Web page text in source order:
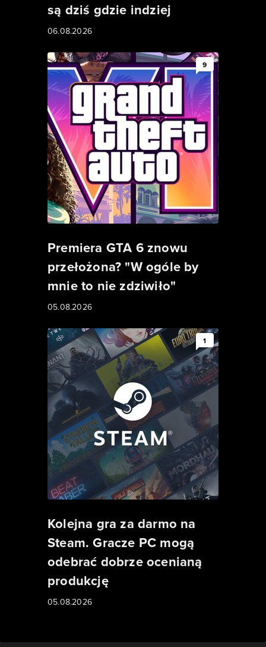
są dziś gdzie indziej
06.08.2026
9
Premiera GTA 6 znowu
przełożona? "W ogóle by
mnie to nie zdziwiło"
05.08.2026
1
Kolejna gra za darmo na
Steam. Gracze PC mogą
odebrać dobrze ocenianą
produkcję
05.08.2026